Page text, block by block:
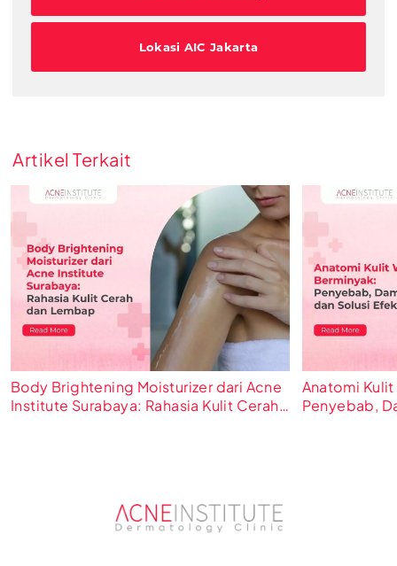
Lokasi AIC Jakarta
Artikel Terkait
Body Brightening Moisturizer dari Acne
Institute Surabaya: Rahasia Kulit Cerah
Anatomi
Penyebab,